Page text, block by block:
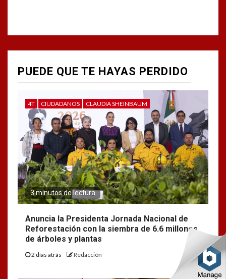
PUEDE QUE TE HAYAS PERDIDO
4T CIUDADANOS CLAUDIA SHEINBAUM
3 minutos de lectura
Anuncia la Presidenta Jornada Nacional de
Reforestación con la siembra de 6.6 millones
de árboles y plantas
2 días atrás Redacción